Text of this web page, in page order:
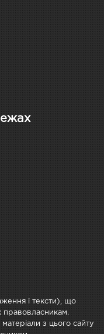
і тексти), що
правовласникам.
з цього сайту